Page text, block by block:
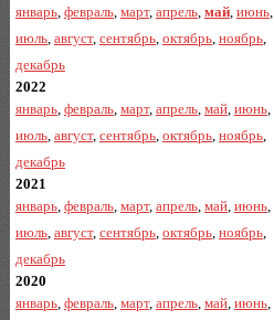
январь, февраль, март, апрель, май, июнь,
июль, август, сентябрь, октябрь, ноябрь,
декабрь
2022
январь, февраль, март, апрель, май, июнь,
июль, август, сентябрь, октябрь, ноябрь,
декабрь
2021
январь, февраль, март, апрель, май, июнь,
июль, август, сентябрь, октябрь, ноябрь,
декабрь
2020
январь, февраль, март, апрель, май, июнь,